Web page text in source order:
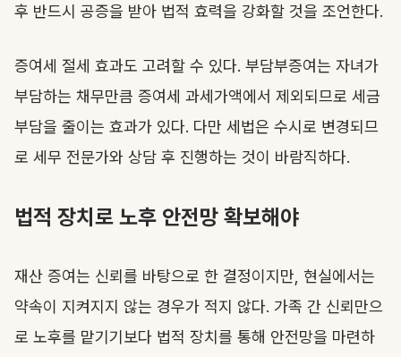
후 반드시 공증을 받아 법적 효력을 강화할 것을 조언한다.
증여세 절세 효과도 고려할 수 있다. 부담부증여는 자녀가
부담하는 채무만큼 증여세 과세가액에서 제외되므로 세금
부담을 줄이는 효과가 있다. 다만 세법은 수시로 변경되므
로 세무 전문가와 상담 후 진행하는 것이 바람직하다.
법적 장치로 노후 안전망 확보해야
재산 증여는 신뢰를 바탕으로 한 결정이지만, 현실에서는
약속이 지켜지지 않는 경우가 적지 않다. 가족 간 신뢰만으
로 노후를 맡기기보다 법적 장치를 통해 안전망을 마련하